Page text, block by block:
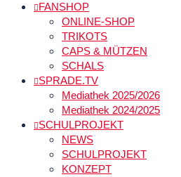
FANSHOP
ONLINE-SHOP
TRIKOTS
CAPS & MÜTZEN
SCHALS
SPRADE.TV
Mediathek 2025/2026
Mediathek 2024/2025
SCHULPROJEKT
NEWS
SCHULPROJEKT
KONZEPT